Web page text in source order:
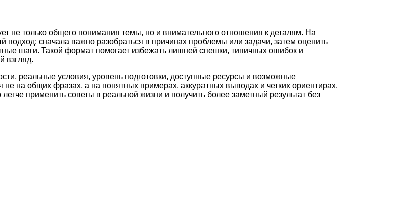
не только общего понимания темы, но и внимательного отношения к деталям. На
подход: сначала важно разобраться в причинах проблемы или задачи, затем оценить
шаги. Такой формат помогает избежать лишней спешки, типичных ошибок и
взгляд.
реальные условия, уровень подготовки, доступные ресурсы и возможные
на общих фразах, а на понятных примерах, аккуратных выводах и четких ориентирах.
применить советы в реальной жизни и получить более заметный результат без